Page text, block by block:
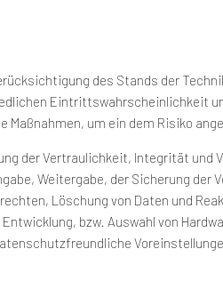
des Stands der
Eintrittswahrscheinlichkeit
um ein dem Risiko
der Vertraulichkeit, Integrität
Weitergabe, der Sicherung der
Löschung von Daten und
bzw. Auswahl von